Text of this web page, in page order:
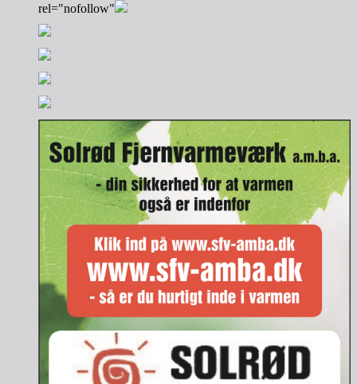
rel="nofollow"